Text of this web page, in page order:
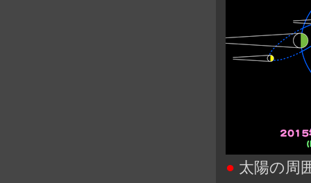
● 太陽の周